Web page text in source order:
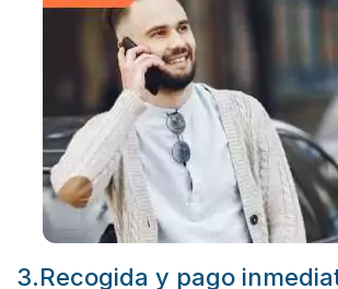
3.Recogida y pago